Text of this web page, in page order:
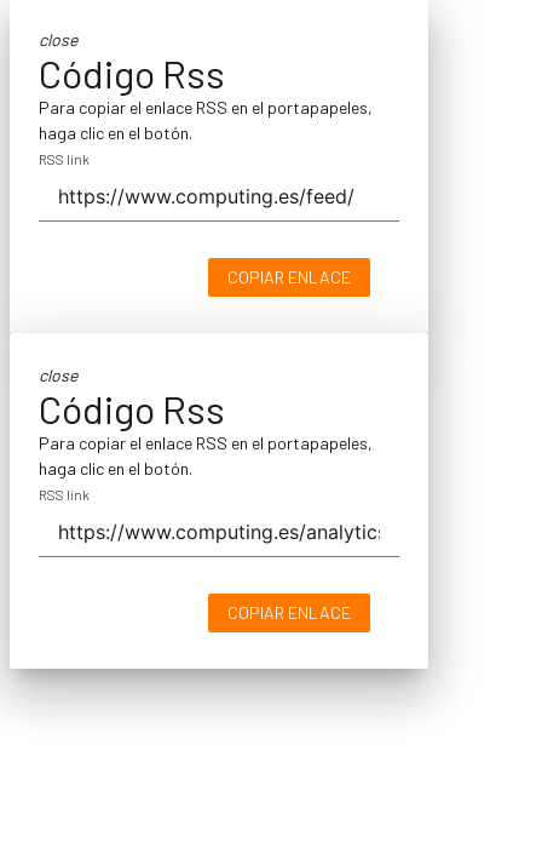
close
Código Rss
Para copiar el enlace RSS en el portapapeles,
haga clic en el botón.
RSS link
COPIAR ENLACE
close
Código Rss
Para copiar el enlace RSS en el portapapeles,
haga clic en el botón.
RSS link
COPIAR ENLACE